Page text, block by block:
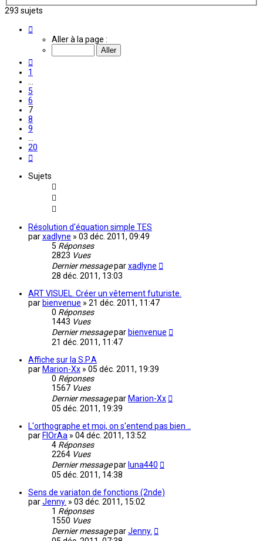
293 sujets
Aller à la page :
1
5
6
7
8
9
20
Sujets
Résolution d'équation simple TES
parxadlyne » 03 déc. 2011, 09:49
5 Réponses
2823 Vues
Dernier messageparxadlyne
28 déc. 2011, 13:03
ART VISUEL. Créer un vêtement futuriste.
par bienvenue » 21 déc. 2011, 11:47
0 Réponses
1443 Vues
Dernier messagepar bienvenue
21 déc. 2011, 11:47
Affiche sur la S.P.A
par Marion-Xx » 05 déc. 2011, 19:39
0 Réponses
1567 Vues
Dernier messagepar Marion-Xx
05 déc. 2011, 19:39
L'orthographe et moi, on s'entend pas bien ..
par FlOrAa » 04 déc. 2011, 13:52
4 Réponses
2264 Vues
Dernier messagepar luna440
05 déc. 2011, 14:38
Sens de variaton de fonctions (2nde)
parJenny. » 03 déc. 2011, 15:02
1 Réponses
1550 Vues
Dernier messageparJenny.